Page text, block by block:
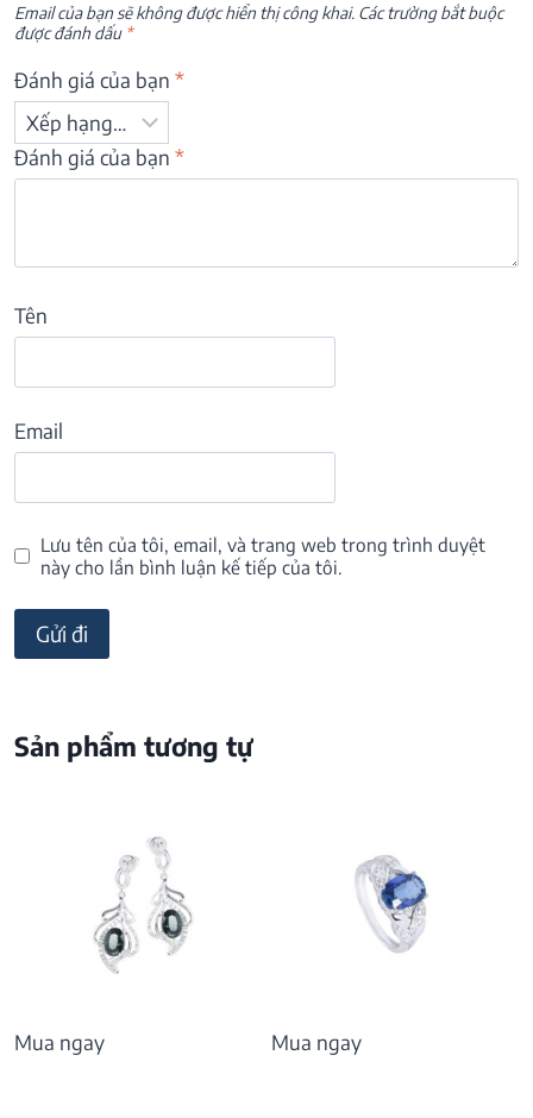
Email của bạn sẽ không được hiển thị công khai. Các trường bắt buộc
được đánh dấu *
Đánh giá của bạn *
Đánh giá của bạn *
Tên
Email
Lưu tên của tôi, email, và trang web trong trình duyệt
này cho lần bình luận kế tiếp của tôi.
Sản phẩm tương tự
Mua ngay Mua ngay